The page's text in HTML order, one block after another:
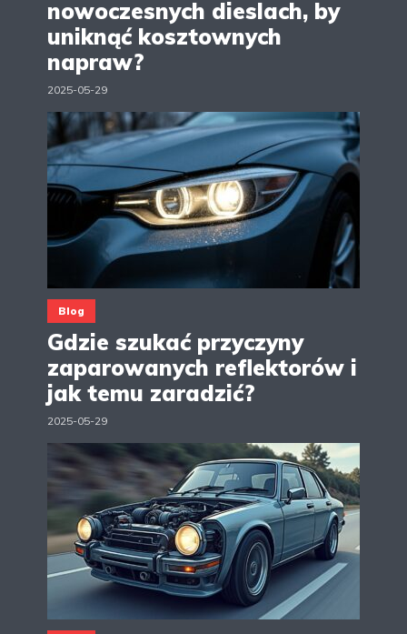
nowoczesnych dieslach, by
uniknąć kosztownych
napraw?
2025-05-29
Blog
Gdzie szukać przyczyny
zaparowanych reflektorów i
jak temu zaradzić?
2025-05-29